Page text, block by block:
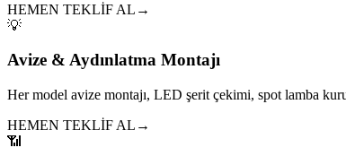
HEMEN TEKLİF AL →
💡
Avize & Aydınlatma Montajı
Her model avize montajı, LED şerit çekimi, spot lamba
HEMEN TEKLİF AL →
📶